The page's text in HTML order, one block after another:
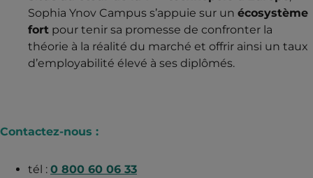
Sophia Ynov Campus s’appuie sur un écosystème
fort pour tenir sa promesse de confronter la
théorie à la réalité du marché et offrir ainsi un taux
d’employabilité élevé à ses diplômés.
Contactez-nous :
tél : 0 800 60 06 33